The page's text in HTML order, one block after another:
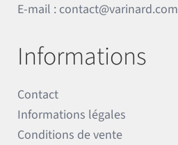
E-mail : contact@varinard.com
Informations
Contact
Informations légales
Conditions de vente